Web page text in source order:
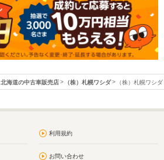
北海道の中古車販売店 （株）札幌ワシダ （株）札幌ワシ
利用規約
お問い合わせ